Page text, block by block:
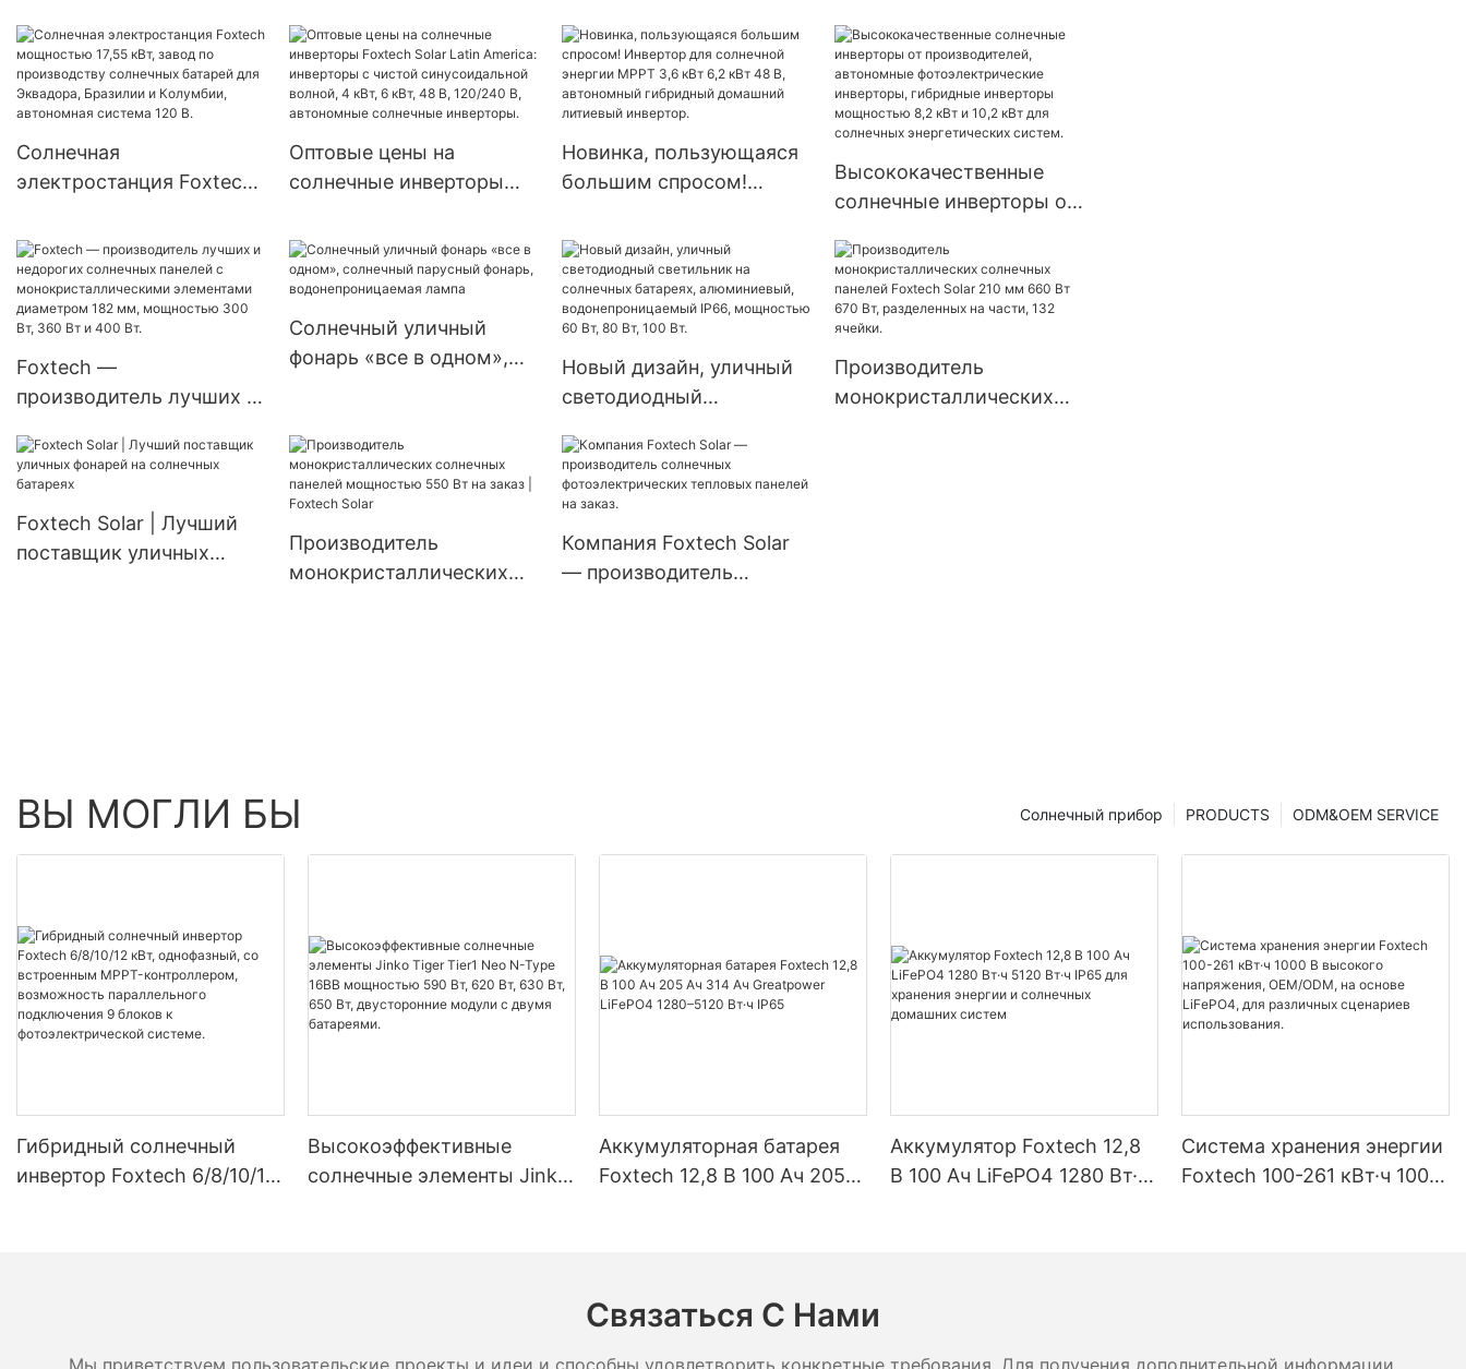
Вт, двусторонние, с
двойным стеклом.
система Foxtech
мощностью 2400 Вт,
электростанция для
природе.
микроинвертором и
балконными системами,
Китай.
Type 16BB мощностью
590 Вт, 620 Вт, 630 Вт,
650 Вт, двусторонние
модули с двумя
батареями.
Солнечная
электростанция Foxtech
завод по производству
солнечных батарей для
Эквадора, Бразилии и
Колумбии, автономная
система 120 В.
Оптовые цены на
солнечные инверторы
America: инверторы с
чистой синусоидальной
волной, 4 кВт, 6 кВт, 48
В, 120/240 В, автономные
солнечные инверторы.
Новинка, пользующаяся
большим спросом!
энергии MPPT 3,6 кВт 6,2
кВт 48 В, автономный
гибридный домашний
литиевый инвертор.
Высококачественные
солнечные инверторы от
автономные
фотоэлектрические
инверторы, гибридные
8,2 кВт и 10,2 кВт для
солнечных
Foxtech —
производитель лучших и
панелей с
монокристаллическими
элементами диаметром
182 мм, мощностью 300
Солнечный уличный
фонарь «все в одном»,
водонепроницаемая
лампа
Новый дизайн, уличный
светодиодный
солнечных батареях,
алюминиевый,
водонепроницаемый
IP66, мощностью 60 Вт,
80 Вт, 100 Вт.
Производитель
монокристаллических
Foxtech Solar | Лучший
поставщик уличных
Производитель
монокристаллических
Компания Foxtech Solar
— производитель
ВЫ МОГЛИ БЫ ODM&OEM SERVICE
PRODUCTS
Солнечный прибор
Гибридный солнечный
инвертор Foxtech 6/8/10/12
Высокоэффективные
солнечные элементы Jinko
Аккумуляторная батарея
Foxtech 12,8 В 100 Ач 205
Аккумулятор Foxtech 12,8
В 100 Ач LiFePO4 1280 Вт·ч
Система хранения энергии
Foxtech 100-261 кВт·ч 1000
Связаться С Нами